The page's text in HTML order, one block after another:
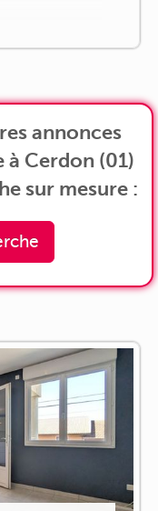
annonces
à Cerdon (01)
sur mesure :